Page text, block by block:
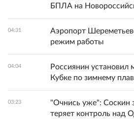
БПЛА на
04:31
Аэропорт
режим работы
04:04
Россиянин установил
Кубке по зимнему
03:23
"Очнись уже": Соскин
теряет контроль над